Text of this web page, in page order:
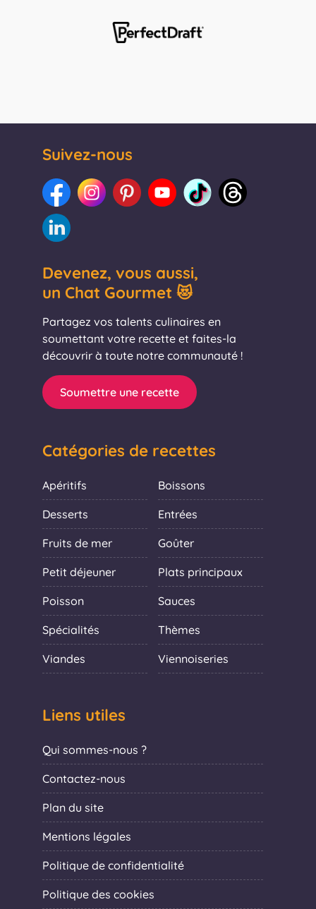
Suivez-nous
Devenez, vous aussi,
un Chat Gourmet 😻
Partagez vos talents culinaires en
soumettant votre recette et faites-la
découvrir à toute notre communauté !
Soumettre une recette
Catégories de recettes
Apéritifs Boissons
Desserts Entrées
Fruits de mer Goûter
Petit déjeuner Plats principaux
Poisson Sauces
Spécialités Thèmes
Viandes Viennoiseries
Liens utiles
Qui sommes-nous ?
Contactez-nous
Plan du site
Mentions légales
Politique de confidentialité
Politique des cookies